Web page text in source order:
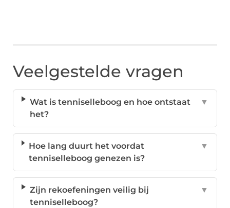
Veelgestelde vragen
Wat is tenniselleboog en hoe ontstaat
het?
▼
Hoe lang duurt het voordat
tenniselleboog genezen is?
▼
Zijn rekoefeningen veilig bij
tenniselleboog?
▼